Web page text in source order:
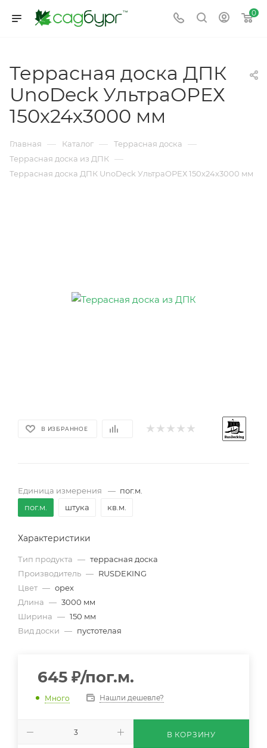
0
Террасная доска ДПК
UnoDeck УльтраОРЕХ
150х24х3000 мм
Главная — Каталог — Террасная доска —
Террасная доска из ДПК —
Террасная доска ДПК UnoDeck УльтраОРЕХ 150х24х3000 мм
В ИЗБРАННОЕ
Единица измерения — пог.м.
пог.м.
штука кв.м.
Характеристики
Тип продукта — террасная доска
Производитель — RUSDEKING
Цвет — орех
Длина — 3000 мм
Ширина — 150 мм
Вид доски — пустотелая
645 ₽/пог.м.
Много Нашли дешевле?
В КОРЗИНУ